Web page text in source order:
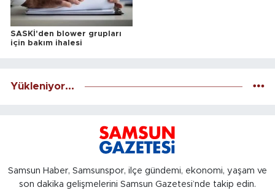
SASKİ'den blower grupları
için bakım ihalesi
Yükleniyor...
Samsun Haber, Samsunspor, ilçe gündemi, ekonomi, yaşam ve
son dakika gelişmelerini Samsun Gazetesi’nde takip edin.